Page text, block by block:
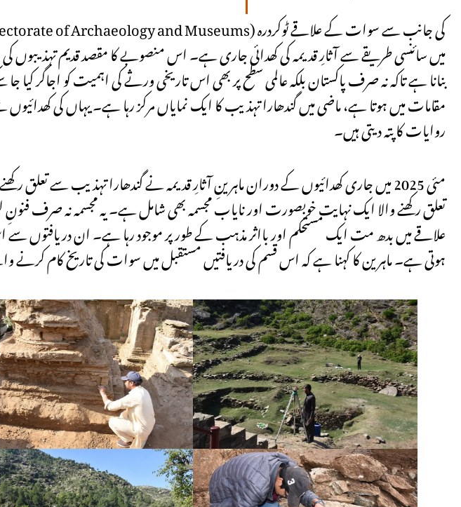
بنانا ہے تاکہ نہ صرف پاکستان بلکہ عالمی سطح پر بھی اس تاریخی ورثے کی اہمیت کو اجاگر
مقامات میں ہوتا ہے، ماضی میں گندھارا تہذیب کا ایک نمایاں مرکز رہا ہے۔ یہاں کی
روایات کا پتہ دیتی ہیں۔
مئی 2025 میں جاری کھدائیوں کے دوران ماہرینِ آثارِ قدیمہ نے گندھارا تہذیب سے
تعلق رکھنے والا ایک نہایت خوبصورت اور نایاب مجسمہ بھی شامل ہے۔ یہ مجسمہ نہ صرف
علاقے میں بدھ مت ایک مستحکم اور بااثر مذہب کے طور پر موجود رہا ہے۔ ان دریافتوں سے اس
ہوتی ہے۔ ماہرین کا کہنا ہے کہ اس قسم کی دریافتیں مستقبل میں سوات کی تاریخ کام کرنے